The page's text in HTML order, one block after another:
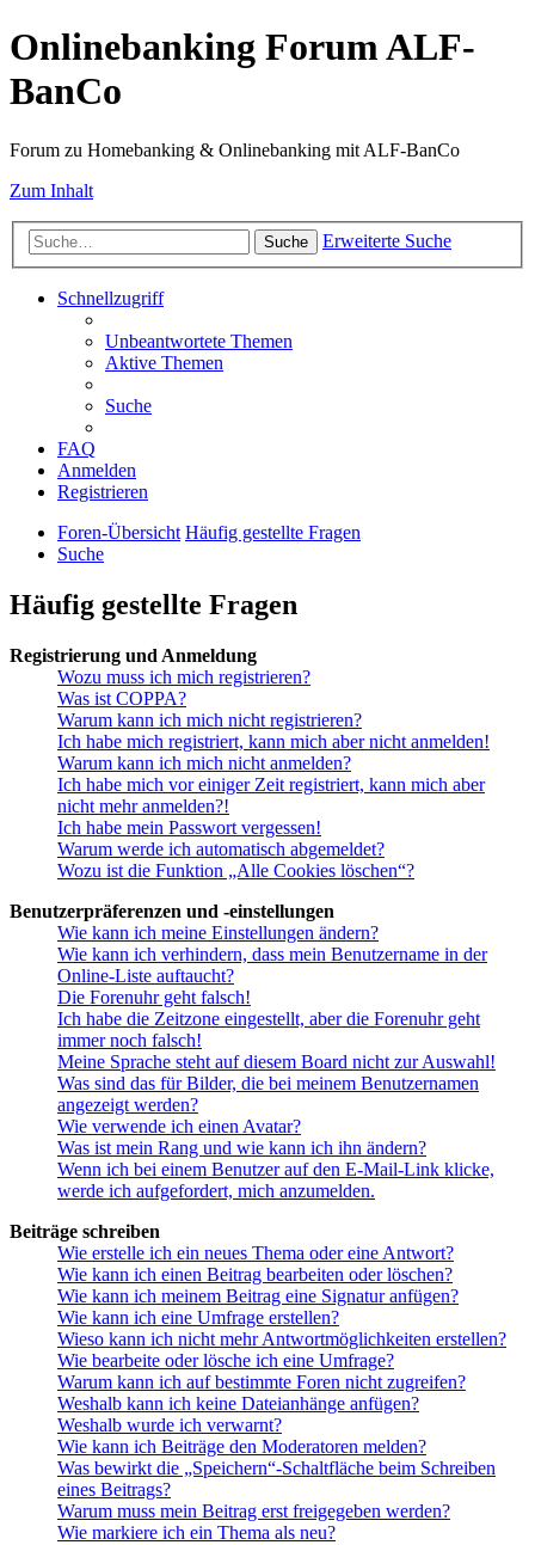
Onlinebanking Forum ALF-
BanCo
Forum zu Homebanking & Onlinebanking mit ALF-BanCo
Zum Inhalt
Suche Erweiterte Suche
Schnellzugriff
Unbeantwortete Themen
Aktive Themen
Suche
FAQ
Anmelden
Registrieren
Foren-Übersicht Häufig gestellte Fragen
Suche
Häufig gestellte Fragen
Registrierung und Anmeldung
Wozu muss ich mich registrieren?
Was ist COPPA?
Warum kann ich mich nicht registrieren?
Ich habe mich registriert, kann mich aber nicht anmelden!
Warum kann ich mich nicht anmelden?
Ich habe mich vor einiger Zeit registriert, kann mich aber
nicht mehr anmelden?!
Ich habe mein Passwort vergessen!
Warum werde ich automatisch abgemeldet?
Wozu ist die Funktion „Alle Cookies löschen“?
Benutzerpräferenzen und -einstellungen
Wie kann ich meine Einstellungen ändern?
Wie kann ich verhindern, dass mein Benutzername in der
Online-Liste auftaucht?
Die Forenuhr geht falsch!
Ich habe die Zeitzone eingestellt, aber die Forenuhr geht
immer noch falsch!
Meine Sprache steht auf diesem Board nicht zur Auswahl!
Was sind das für Bilder, die bei meinem Benutzernamen
angezeigt werden?
Wie verwende ich einen Avatar?
Was ist mein Rang und wie kann ich ihn ändern?
Wenn ich bei einem Benutzer auf den E-Mail-Link klicke,
werde ich aufgefordert, mich anzumelden.
Beiträge schreiben
Wie erstelle ich ein neues Thema oder eine Antwort?
Wie kann ich einen Beitrag bearbeiten oder löschen?
Wie kann ich meinem Beitrag eine Signatur anfügen?
Wie kann ich eine Umfrage erstellen?
Wieso kann ich nicht mehr Antwortmöglichkeiten erstellen?
Wie bearbeite oder lösche ich eine Umfrage?
Warum kann ich auf bestimmte Foren nicht zugreifen?
Weshalb kann ich keine Dateianhänge anfügen?
Weshalb wurde ich verwarnt?
Wie kann ich Beiträge den Moderatoren melden?
Was bewirkt die „Speichern“-Schaltfläche beim Schreiben
eines Beitrags?
Warum muss mein Beitrag erst freigegeben werden?
Wie markiere ich ein Thema als neu?